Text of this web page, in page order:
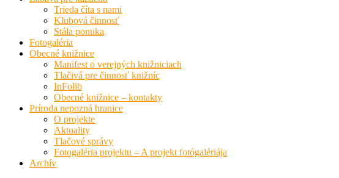
Trieda číta s nami
Klubová činnosť
Stála ponuka
Fotogaléria
Obecné knižnice
Manifest o verejných knižniciach
Tlačivá pre činnosť knižníc
InFolib
Obecné knižnice – kontakty
Príroda nepozná hranice
O projekte
Aktuality
Tlačové správy
Fotogaléria projektu – A projekt fotógalériája
Archív